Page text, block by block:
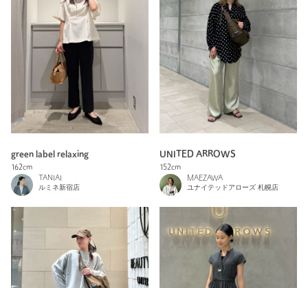
green label relaxing
162cm
TANIAI
ルミネ新宿店
UNITED ARROWS
152cm
MAEZAWA
ユナイテッドアローズ 札幌店